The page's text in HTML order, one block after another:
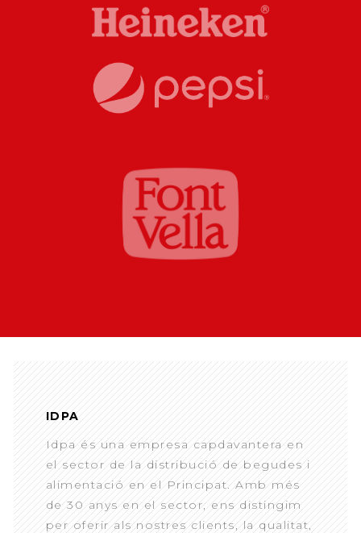
IDPA
Idpa és una empresa capdavantera en
el sector de la distribució de begudes i
alimentació en el Principat. Amb més
de 30 anys en el sector, ens distingim
per oferir als nostres clients, la qualitat,